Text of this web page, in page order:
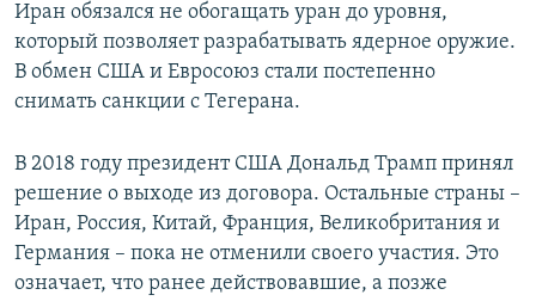
Иран обязался не обогащать уран до уровня,
который позволяет разрабатывать ядерное оружие.
В обмен США и Евросоюз стали постепенно
снимать санкции с Тегерана.
В 2018 году президент США Дональд Трамп принял
решение о выходе из договора. Остальные страны –
Иран, Россия, Китай, Франция, Великобритания и
Германия – пока не отменили своего участия. Это
означает, что ранее действовавшие, а позже